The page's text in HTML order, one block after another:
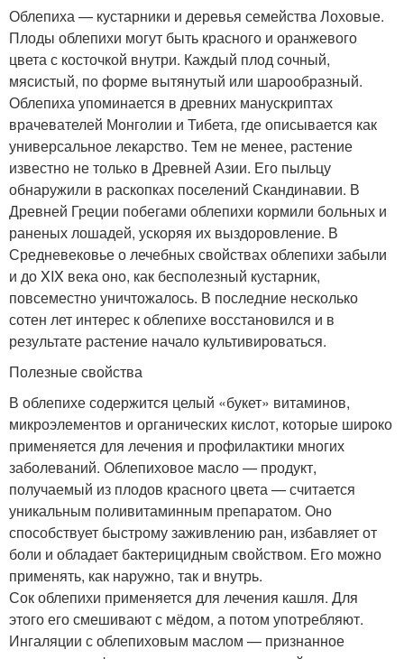
Облепиха — кустарники и деревья семейства Лоховые.
Плоды облепихи могут быть красного и оранжевого
цвета с косточкой внутри. Каждый плод сочный,
мясистый, по форме вытянутый или шарообразный.
Облепиха упоминается в древних манускриптах
врачевателей Монголии и Тибета, где описывается как
универсальное лекарство. Тем не менее, растение
известно не только в Древней Азии. Его пыльцу
обнаружили в раскопках поселений Скандинавии. В
Древней Греции побегами облепихи кормили больных и
раненых лошадей, ускоряя их выздоровление. В
Средневековье о лечебных свойствах облепихи забыли
и до XIX века оно, как бесполезный кустарник,
повсеместно уничтожалось. В последние несколько
сотен лет интерес к облепихе восстановился и в
результате растение начало культивироваться.
Полезные свойства
В облепихе содержится целый «букет» витаминов,
микроэлементов и органических кислот, которые широко
применяется для лечения и профилактики многих
заболеваний. Облепиховое масло — продукт,
получаемый из плодов красного цвета — считается
уникальным поливитаминным препаратом. Оно
способствует быстрому заживлению ран, избавляет от
боли и обладает бактерицидным свойством. Его можно
применять, как наружно, так и внутрь.
Сок облепихи применяется для лечения кашля. Для
этого его смешивают с мёдом, а потом употребляют.
Ингаляции с облепиховым маслом — признанное